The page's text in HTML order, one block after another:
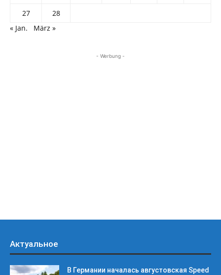
27
28
« Jan.
März »
- Werbung -
Актуальное
В Германии началась августовская Speed